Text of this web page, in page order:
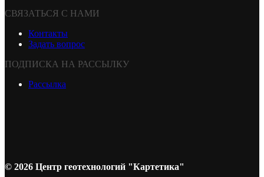
СВЯЗАТЬСЯ С НАМИ
Контакты
Задать вопрос
ПОДПИСКА НА РАССЫЛКУ
Рассылка
© 2026 Центр геотехнологий "Картетика"